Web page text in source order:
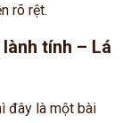
rõ rệt.
tính – Lá
đây là một bài